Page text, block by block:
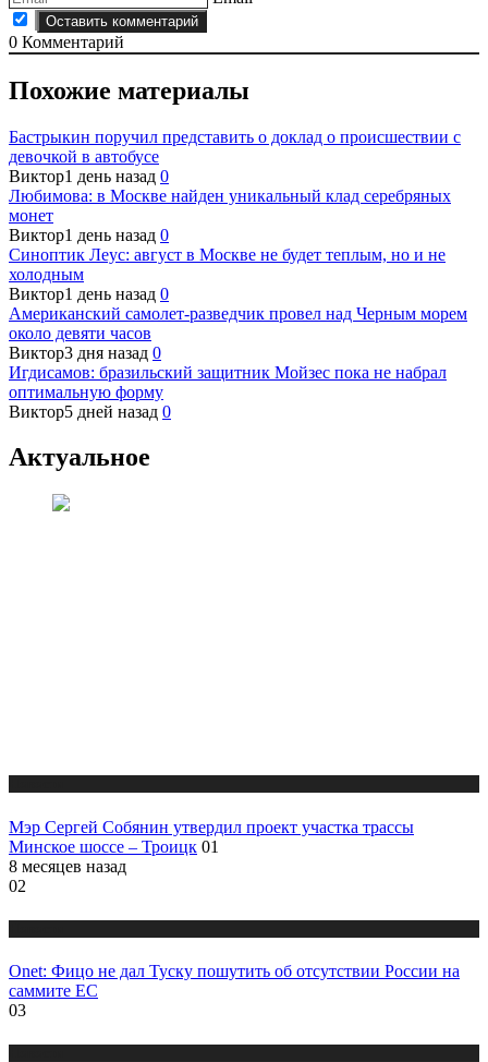
0 Комментарий
Похожие материалы
Бастрыкин поручил представить о доклад о происшествии с
девочкой в автобусе
Виктор1 день назад 0
Любимова: в Москве найден уникальный клад серебряных
монет
Виктор1 день назад 0
Синоптик Леус: август в Москве не будет теплым, но и не
холодным
Виктор1 день назад 0
Американский самолет-разведчик провел над Черным морем
около девяти часов
Виктор3 дня назад 0
Игдисамов: бразильский защитник Мойзес пока не набрал
оптимальную форму
Виктор5 дней назад 0
Актуальное
Мэр Сергей Собянин утвердил проект участка трассы
Минское шоссе – Троицк 01
8 месяцев назад
02
Onet: Фицо не дал Туску пошутить об отсутствии России на
саммите ЕС
03